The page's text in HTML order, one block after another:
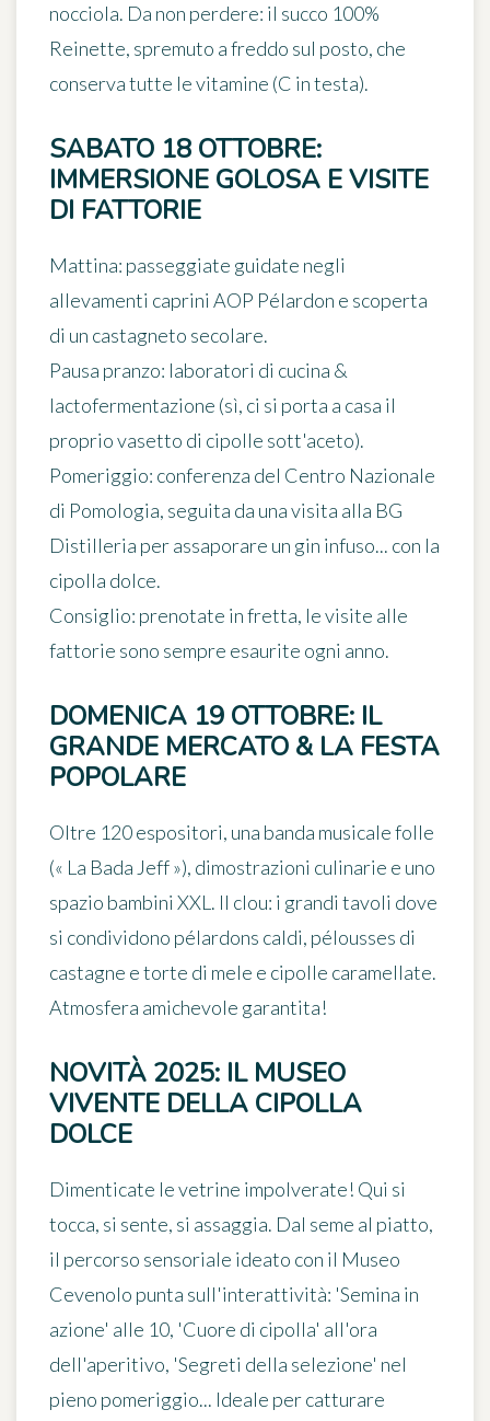
nocciola. Da non perdere: il succo 100%
Reinette, spremuto a freddo sul posto, che
conserva tutte le vitamine (C in testa).
SABATO 18 OTTOBRE:
IMMERSIONE GOLOSA E VISITE
DI FATTORIE
Mattina: passeggiate guidate negli
allevamenti caprini AOP Pélardon e scoperta
di un castagneto secolare.
Pausa pranzo: laboratori di cucina &
lactofermentazione (sì, ci si porta a casa il
proprio vasetto di cipolle sott'aceto).
Pomeriggio: conferenza del Centro Nazionale
di Pomologia, seguita da una visita alla BG
Distilleria per assaporare un gin infuso... con la
cipolla dolce.
Consiglio: prenotate in fretta, le visite alle
fattorie sono sempre esaurite ogni anno.
DOMENICA 19 OTTOBRE: IL
GRANDE MERCATO & LA FESTA
POPOLARE
Oltre 120 espositori, una banda musicale folle
(« La Bada Jeff »), dimostrazioni culinarie e uno
spazio bambini XXL. Il clou: i grandi tavoli dove
si condividono pélardons caldi, pélousses di
castagne e torte di mele e cipolle caramellate.
Atmosfera amichevole garantita!
NOVITÀ 2025: IL MUSEO
VIVENTE DELLA CIPOLLA
DOLCE
Dimenticate le vetrine impolverate! Qui si
tocca, si sente, si assaggia. Dal seme al piatto,
il percorso sensoriale ideato con il Museo
Cevenolo punta sull'interattività: 'Semina in
azione' alle 10, 'Cuore di cipolla' all'ora
dell'aperitivo, 'Segreti della selezione' nel
pieno pomeriggio... Ideale per catturare